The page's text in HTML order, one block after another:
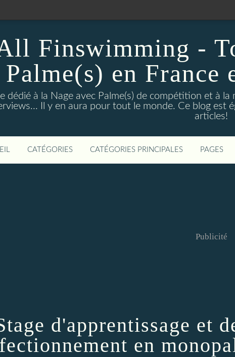
Finswimming -
Palme(s) en France
dédié à la Nage avec Palme(s) de compétition et à
Il y en aura pour tout le monde. Ce blog est
articles!
CATÉGORIES CATÉGORIES PRINCIPALES PAGES
Publicité
d'apprentissage et
en